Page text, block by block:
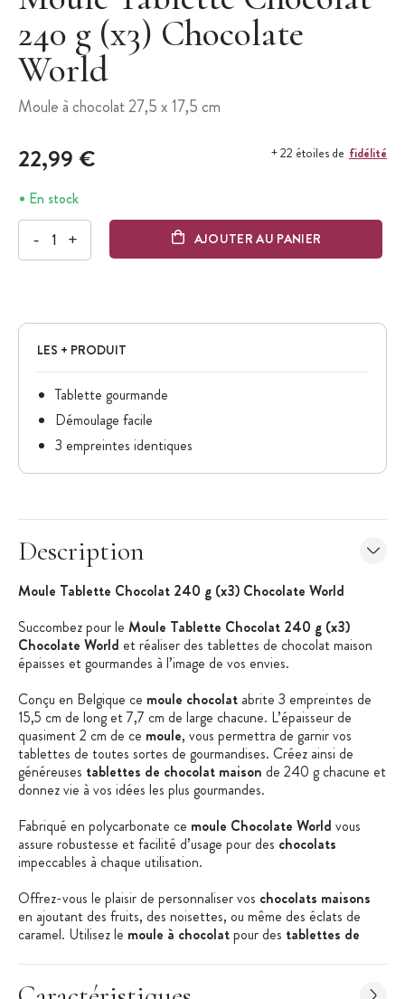
240 g (x3) Chocolate
World
Moule à chocolat 27,5 x 17,5 cm
22,99 € + 22 étoiles de fidélité
En stock
- + AJOUTER AU PANIER
LES + PRODUIT
Tablette gourmande
Démoulage facile
3 empreintes identiques
Description
Moule Tablette Chocolat 240 g (x3) Chocolate World
Succombez pour le Moule Tablette Chocolat 240 g (x3)
Chocolate World et réaliser des tablettes de chocolat maison
épaisses et gourmandes à l’image de vos envies.
Conçu en Belgique ce moule chocolat abrite 3 empreintes de
15,5 cm de long et 7,7 cm de large chacune. L’épaisseur de
quasiment 2 cm de ce moule, vous permettra de garnir vos
tablettes de toutes sortes de gourmandises. Créez ainsi de
généreuses tablettes de chocolat maison de 240 g chacune et
donnez vie à vos idées les plus gourmandes.
Fabriqué en polycarbonate ce moule Chocolate World vous
assure robustesse et facilité d’usage pour des chocolats
impeccables à chaque utilisation.
Offrez-vous le plaisir de personnaliser vos chocolats maisons
en ajoutant des fruits, des noisettes, ou même des éclats de
caramel. Utilisez le moule à chocolatpour des tablettes de
Caractéristiques du Moule à Chocolat :